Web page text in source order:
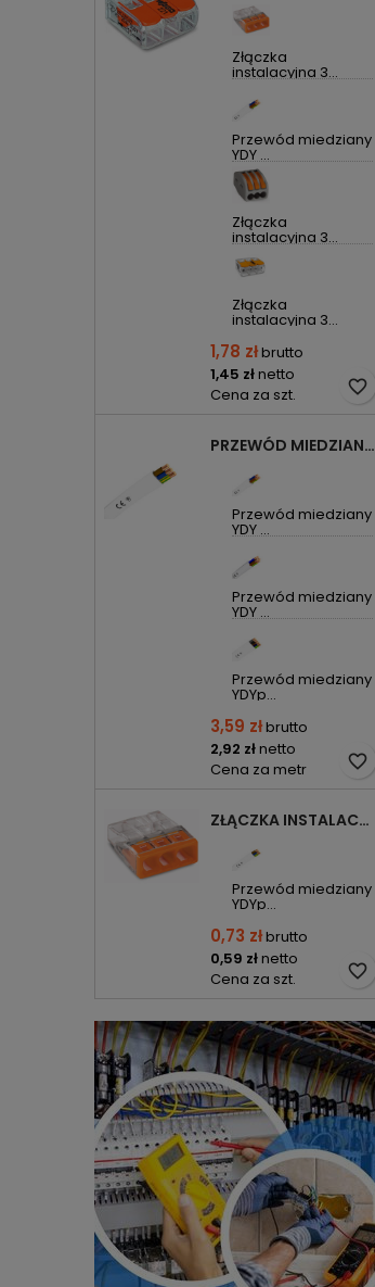
Złączka
instalacyjna 3...
Przewód miedziany
YDY ...
Złączka
instalacyjna 3...
Złączka
instalacyjna 3...
1,78 złbrutto
1,45 złnetto
Cena za szt.
favorite_border
PRZEWÓD MIEDZIANY YDYP DRUT 3X1,5MM2 ŻO 450/750V
Przewód miedziany
YDY ...
Przewód miedziany
YDY ...
Przewód miedziany
YDYp...
3,59 złbrutto
2,92 złnetto
Cena za metr
favorite_border
ZŁĄCZKA INSTALACYJNA 3X COMPACT POMARAŃCZOWA 2273-203 WAGO
Przewód miedziany
YDYp...
0,73 złbrutto
0,59 złnetto
Cena za szt.
favorite_border